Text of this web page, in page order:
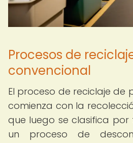
Procesos de
convencional
El proceso de reciclaje de
comienza con la
que luego se clasifica por
un proceso de